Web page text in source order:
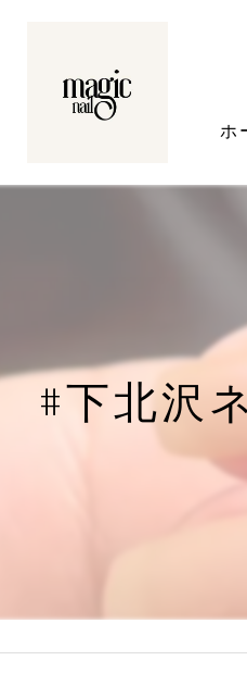
ホ
#下北沢